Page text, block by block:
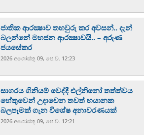
ජාතික ආරක්‍ෂාව තහවුරු කර අවසන්.. දැන්
බලන්නේ මහජන ආරක්‍ෂාවයි.. – අරුණ
ජයසේකර
2026 අගෝස්‍තු 09, පෙ.ව. 12:23
සාගරය ගිනියම් වෙද්දී එල්නිනෝ තත්ත්වය
හේතුවෙන් උදාවෙන තවත් භයානක
බලපෑමක් ගැන විශේෂ අනාවරණයක්
2026 අගෝස්‍තු 09, පෙ.ව. 12:21